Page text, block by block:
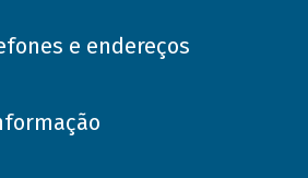
e endereços